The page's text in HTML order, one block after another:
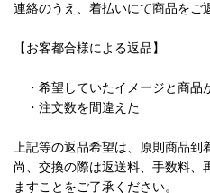
連絡のうえ、着払いにて商品をご
【お客都合様による返品】
・希望していたイメージと商品
・注文数を間違えた
上記等の返品希望は、原則商品到
尚、交換の際は返送料、手数料、
ますことをご了承ください。